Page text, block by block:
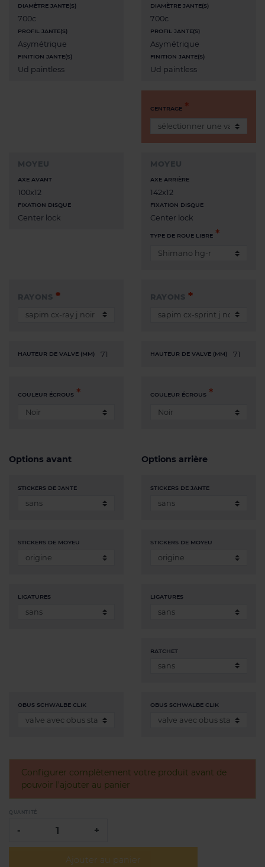
DIAMÈTRE JANTE(S)
700c
PROFIL JANTE(S)
Asymétrique
FINITION JANTE(S)
Ud paintless
MOYEU
AXE AVANT
100x12
FIXATION DISQUE
Center lock
RAYONS
HAUTEUR DE VALVE (MM) 71
COULEUR ÉCROUS
DIAMÈTRE JANTE(S)
700c
PROFIL JANTE(S)
Asymétrique
FINITION JANTE(S)
Ud paintless
CENTRAGE
MOYEU
AXE ARRIÈRE
142x12
FIXATION DISQUE
Center lock
TYPE DE ROUE LIBRE
RAYONS
HAUTEUR DE VALVE (MM) 71
COULEUR ÉCROUS
Options avant
STICKERS DE JANTE
STICKERS DE MOYEU
LIGATURES
OBUS SCHWALBE CLIK
Options arrière
STICKERS DE JANTE
STICKERS DE MOYEU
LIGATURES
RATCHET
OBUS SCHWALBE CLIK
Configurer complètement votre produit avant de
pouvoir l'ajouter au panier
QUANTITÉ
- +
Ajouter au panier